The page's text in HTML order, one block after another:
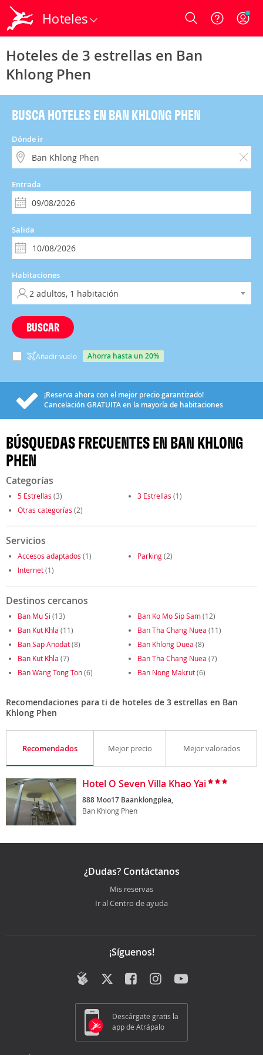
Hoteles Login
Hoteles de 3 estrellas en Ban
Khlong Phen
BUSCA HOTELES EN BAN KHLONG PHEN
Dónde ir
Entrada
Salida
Habitaciones
BUSCAR
Añadir vuelo ahorra hasta un 20%
¡Reserva ahora con el mejor precio garantizado!
Cancelación GRATUITAen la mayoría de habitaciones
BÚSQUEDAS FRECUENTES EN BAN KHLONG
PHEN
Categorías
5 Estrellas (3) 3 Estrellas (1)
Otras categorías (2)
Servicios
Accesos adaptados (1) Parking(2)
Internet(1)
Destinos cercanos
Ban Mu Si (13) Ban Ko Mo Sip Sam(12)
Ban Kut Khla (11) Ban Tha Chang Nuea (11)
Ban Sap Anodat(8) Ban Khlong Duea (8)
Ban Kut Khla (7) Ban Tha Chang Nuea (7)
Ban Wang Tong Ton(6) Ban Nong Makrut(6)
Recomendaciones para ti de hoteles de 3 estrellas en Ban
Khlong Phen
Recomendados Mejor precio Mejor valorados
Hotel O Seven Villa Khao Yai
888 Moo17 Baanklongplea,
Ban Khlong Phen
¿Dudas? Contáctanos
Mis reservas
Ir al Centro de ayuda
¡Síguenos!
Descárgate gratis la
app de Atrápalo